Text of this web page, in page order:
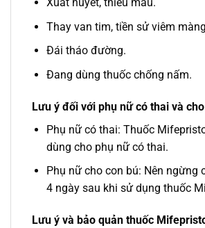
Thay van tim, tiền sử viêm
Đái tháo đường.
Đang dùng thuốc chống nấm.
Lưu ý đối với phụ nữ có thai và
Phụ nữ có thai: Thuốc
dùng cho phụ nữ có thai.
Phụ nữ cho con bú: Nên ngừng
4 ngày sau khi sử dụng thuốc
Lưu ý và bảo quản thuốc